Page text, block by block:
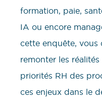
formation, paie,
IA ou encore
cette enquête, vous
remonter les
priorités RH des
ces enjeux dans le